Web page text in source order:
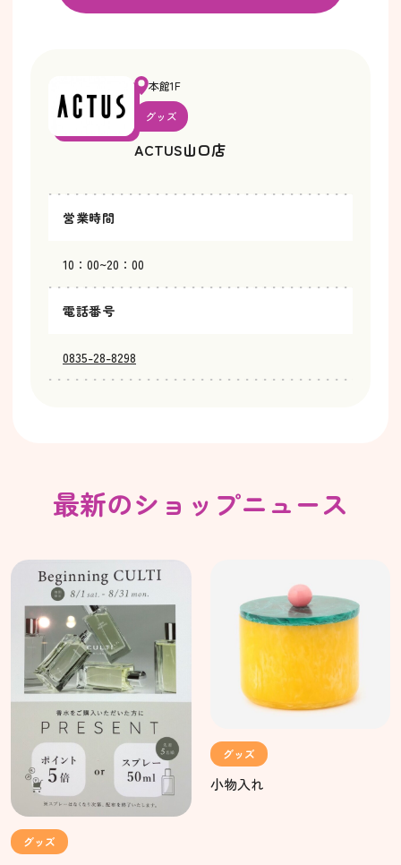
本館1F
グッズ
ACTUS山口店
営業時間
10：00~20：00
電話番号
0835-28-8298
最新のショップニュース
グッズ
グッズ
小物入れ